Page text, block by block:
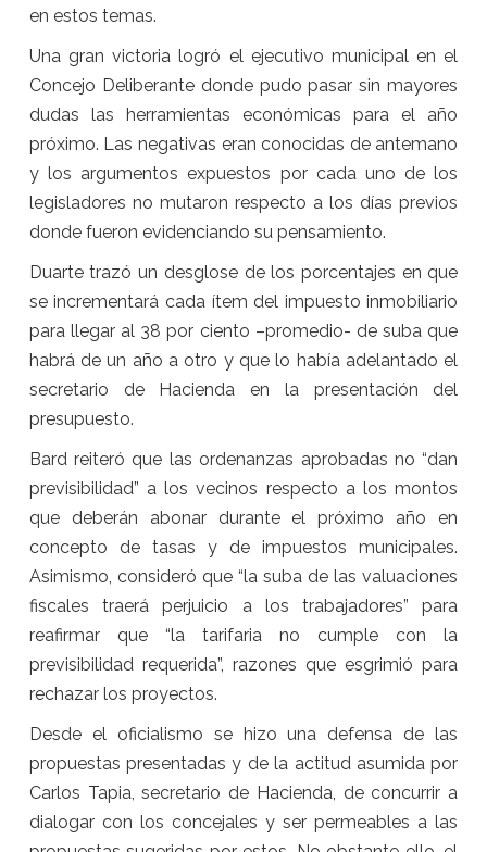
en estos temas.
Una gran victoria logró el ejecutivo municipal en el
Concejo Deliberante donde pudo pasar sin mayores
dudas las herramientas económicas para el año
próximo. Las negativas eran conocidas de antemano
y los argumentos expuestos por cada uno de los
legisladores no mutaron respecto a los días previos
donde fueron evidenciando su pensamiento.
Duarte trazó un desglose de los porcentajes en que
se incrementará cada ítem del impuesto inmobiliario
para llegar al 38 por ciento –promedio- de suba que
habrá de un año a otro y que lo había adelantado el
secretario de Hacienda en la presentación del
presupuesto.
Bard reiteró que las ordenanzas aprobadas no “dan
previsibilidad” a los vecinos respecto a los montos
que deberán abonar durante el próximo año en
concepto de tasas y de impuestos municipales.
Asimismo, consideró que “la suba de las valuaciones
fiscales traerá perjuicio a los trabajadores” para
reafirmar que “la tarifaria no cumple con la
previsibilidad requerida”, razones que esgrimió para
rechazar los proyectos.
Desde el oficialismo se hizo una defensa de las
propuestas presentadas y de la actitud asumida por
Carlos Tapia, secretario de Hacienda, de concurrir a
dialogar con los concejales y ser permeables a las